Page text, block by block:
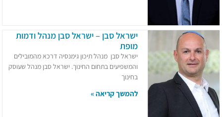
ישראל סבן – ישראל סבן מנהל ודמות
מופת
ישראל סבן מנהל תיכון גימנסיה דרכא מהמובילים
והמשפיעים בתחום החינוך. ישראל סבן מנהל שעוסק
בחינוך
להמשך קריאה »